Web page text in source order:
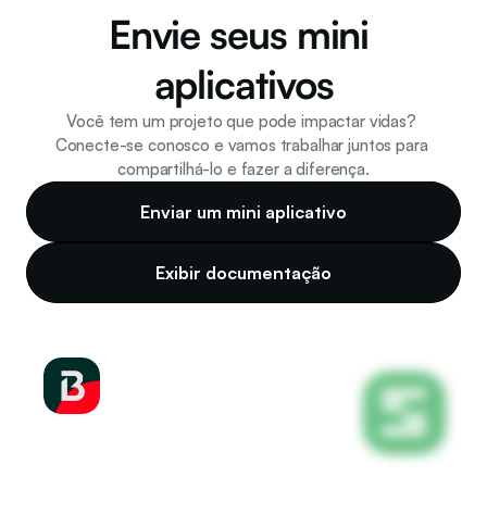
Envie seus mini
aplicativos
Você tem um projeto que pode impactar vidas?
Conecte-se conosco e vamos trabalhar juntos para
compartilhá-lo e fazer a diferença.
Enviar um mini aplicativo
Exibir documentação